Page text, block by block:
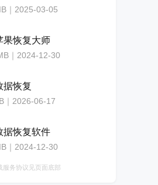
｜2025-03-05
果恢复大师
｜2024-12-30
据恢复
｜2026-06-17
据恢复软件
｜2024-12-30
服务协议见页面底部